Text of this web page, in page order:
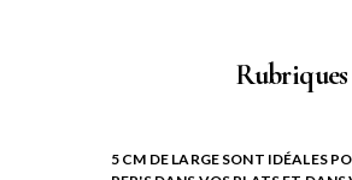
Rubriques
5 CM DE LARGE SONT IDÉALES